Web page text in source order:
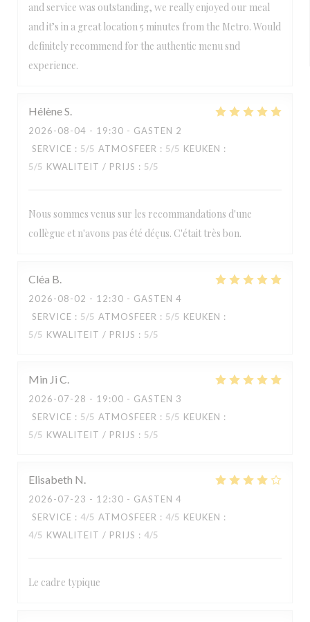
and service was outstanding, we really enjoyed our meal
and it’s in a great location 5 minutes from the Metro. Would
definitely recommend for the authentic menu snd
experience.
HélèneS
2026-08-04 - 19:30 - GASTEN 2
SERVICE : 5/5 ATMOSFEER : 5/5 KEUKEN :
5/5 KWALITEIT / PRIJS : 5/5
Nous sommes venus sur les recommandations d'une
collègue et n'avons pas été déçus. C'était très bon.
Cléa B
2026-08-02 - 12:30 - GASTEN 4
SERVICE : 5/5 ATMOSFEER : 5/5 KEUKEN :
5/5 KWALITEIT / PRIJS : 5/5
Min Ji C
2026-07-28 - 19:00 - GASTEN 3
SERVICE : 5/5 ATMOSFEER : 5/5 KEUKEN :
5/5 KWALITEIT / PRIJS : 5/5
Elisabeth N
2026-07-23 - 12:30 - GASTEN 4
SERVICE : 4/5 ATMOSFEER : 4/5 KEUKEN :
4/5 KWALITEIT / PRIJS : 4/5
Le cadre typique